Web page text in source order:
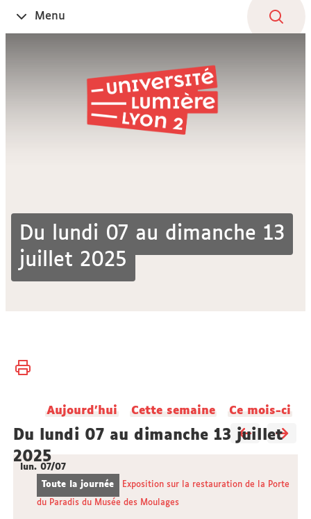
Ouvrir
le
Menu
Du lundi 07 au dimanche 13
juillet 2025
Vous
Accueil
Actualités
Aujourd'hui Cette semaine Ce mois-ci
du lundi 07 au dimanche 13 juillet
2025
lun.07/07
Toute la journée Exposition sur la restauration de la Porte
du Paradis du Musée des Moulages